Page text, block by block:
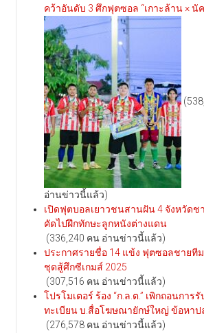
คว้าอันดับ 3 ศึกฟุตซอล “เกาะล้าน × นั
อ่านข่าวนี้แล้ว)
เปิดฟุตบอลเยาวชนสานฝัน 4 จังหวัดช
คัดไปฝึกทักษะลูกหนังต่างแดน
(336,240 คน อ่านข่าวนี้แล้ว)
ประกาศรายชื่อ 14 แข้ง ฟุตซอลชายที
ชุดสู้ศึกซีเกมส์ 2025
(307,516 คน อ่านข่าวนี้แล้ว)
โปรโมเตอร์ ร้อง “ก.ล.ต.” เพิกถอนการรั
ทะเบียน บ.สื่อโฆษณายักษ์ใหญ่ ข้อหาป
(276,578 คน อ่านข่าวนี้แล้ว)